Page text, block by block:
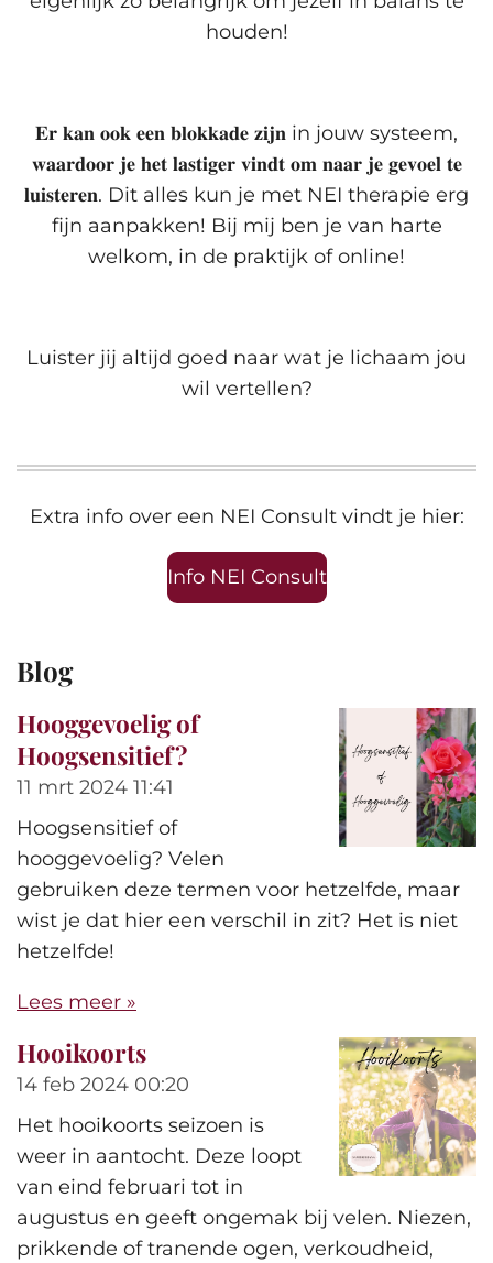
houden!⁣
𝐄𝐫 𝐤𝐚𝐧 𝐨𝐨𝐤 𝐞𝐞𝐧 𝐛𝐥𝐨𝐤𝐤𝐚𝐝𝐞 𝐳𝐢𝐣𝐧 in jouw systeem,
𝐰𝐚𝐚𝐫𝐝𝐨𝐨𝐫 𝐣𝐞 𝐡𝐞𝐭 𝐥𝐚𝐬𝐭𝐢𝐠𝐞𝐫 𝐯𝐢𝐧𝐝𝐭 𝐨𝐦 𝐧𝐚𝐚𝐫 𝐣𝐞 𝐠𝐞𝐯𝐨𝐞𝐥 𝐭𝐞
𝐥𝐮𝐢𝐬𝐭𝐞𝐫𝐞𝐧. Dit alles kun je met NEI therapie erg
fijn aanpakken! Bij mij ben je van harte
welkom, in de praktijk of online!⁣
Luister jij altijd goed naar wat je lichaam jou
wil vertellen?⁣
Extra info over een NEI Consult vindt je hier:
Info NEI Consult
Blog
Hooggevoelig of
Hoogsensitief?
11 mrt 2024 11:41
Hoogsensitief of
hooggevoelig? Velen
gebruiken deze termen voor hetzelfde, maar
wist je dat hier een verschil in zit? Het is niet
hetzelfde!
Lees meer »
Hooikoorts
14 feb 2024 00:20
Het hooikoorts seizoen is
weer in aantocht. Deze loopt
van eind februari tot in
augustus en geeft ongemak bij velen. Niezen,
prikkende of tranende ogen, verkoudheid,